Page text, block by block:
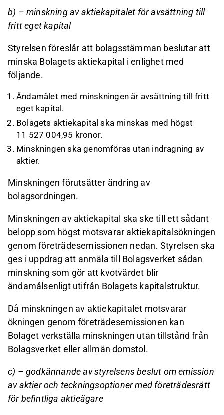
b) – minskning av aktiekapitalet för avsättning till
fritt eget kapital
Styrelsen föreslår att bolagsstämman beslutar att
minska Bolagets aktiekapital i enlighet med
följande.
Ändamålet med minskningen är avsättning till fritt
eget kapital.
Bolagets aktiekapital ska minskas med högst
11 527 004,95 kronor.
Minskningen ska genomföras utan indragning av
aktier.
Minskningen förutsätter ändring av
bolagsordningen.
Minskningen av aktiekapital ska ske till ett sådant
belopp som högst motsvarar aktiekapitalsökningen
genom företrädesemissionen nedan. Styrelsen ska
ges i uppdrag att anmäla till Bolagsverket sådan
minskning som gör att kvotvärdet blir
ändamålsenligt utifrån Bolagets kapitalstruktur.
Då minskningen av aktiekapitalet motsvarar
ökningen genom företrädesemissionen kan
Bolaget verkställa minskningen utan tillstånd från
Bolagsverket eller allmän domstol.
c) – godkännande av styrelsens beslut om emission
av aktier och teckningsoptioner med företrädesrätt
för befintliga aktieägare